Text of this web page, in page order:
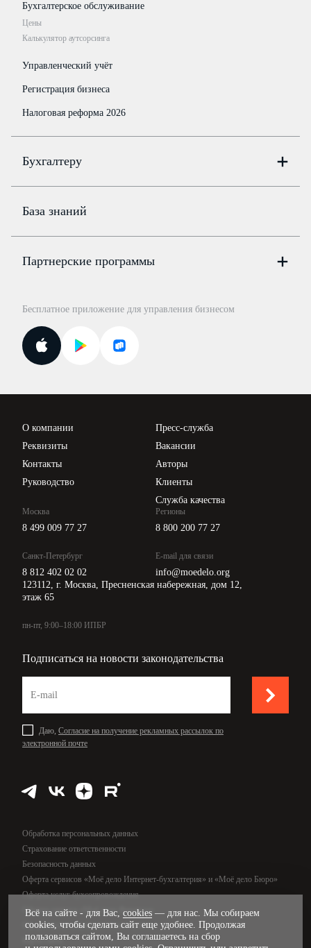
Бухгалтерское обслуживание
Цены
Калькулятор аутсорсинга
Управленческий учёт
Регистрация бизнеса
Налоговая реформа 2026
Бухгалтеру
Цены
Бюро
Консультации по учёту и налогам
Курсы повышения квалификации
Госпроверки
Поиск ответа на вопрос
Новости законодательства
База знаний
Партнерские программы
Для самозанятых
Бесплатное приложение для управления бизнесом
О компании
Реквизиты
Контакты
Руководство
Пресс-служба
Вакансии
Авторы
Клиенты
Служба качества
Москва
8 499 009 77 27
Санкт-Петербург
8 812 402 02 02
Регионы
8 800 200 77 27
E-mail для связи
info@moedelo.org
123112, г. Москва, Пресненская набережная, дом 12,
этаж 65
пн-пт, 9:00–18:00 ИПБР
Подписаться на новости законодательства
Даю, Согласие на получение рекламных рассылок по
электронной почте
Обработка персональных данных
Страхование ответственности
Безопасность данных
Оферта сервисов «Моё дело Интернет-бухгалтерия» и «Моё дело Бюро»
Оферта услуг бухсопровождения
Оферта сервиса «Моё дело Финансы»
Оферта услуг управленческого учёта
Карта сайта
Всё на сайте - для Вас, cookies — для нас. Мы собираем
cookies, чтобы сделать сайт еще удобнее. Продолжая
пользоваться сайтом, Вы соглашаетесь на сбор